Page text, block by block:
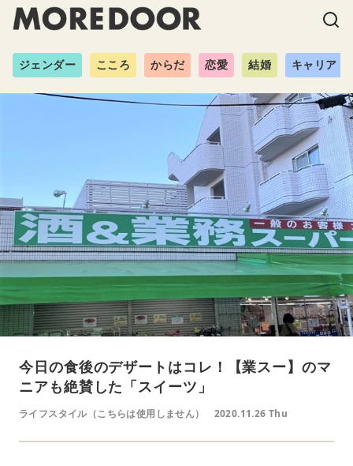
ジェンダー こころ からだ 恋愛 結婚 キャリア
今日の食後のデザートはコレ！【業スー】のマ
ニアも絶賛した「スイーツ」
ライフスタイル（こちらは使用しません） 2020.11.26 Thu